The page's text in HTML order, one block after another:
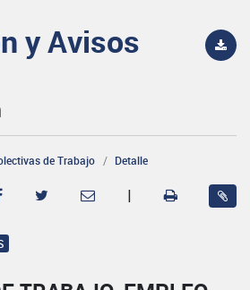
y Avisos
de Trabajo Detalle
|